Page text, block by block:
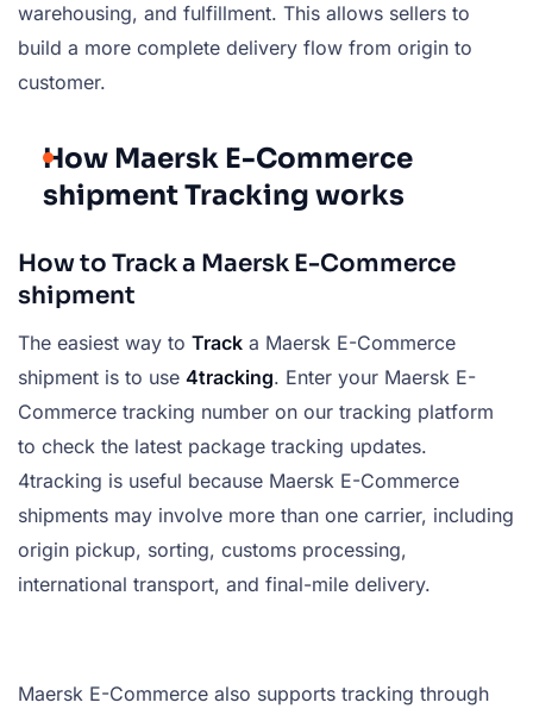
warehousing, and fulfillment. This allows sellers to
build a more complete delivery flow from origin to
customer.
How Maersk E-Commerce
shipment Tracking works
How to Track a Maersk E-Commerce
shipment
The easiest way to Track a Maersk E-Commerce
shipment is to use 4tracking. Enter your Maersk E-
Commerce tracking number on our tracking platform
to check the latest package tracking updates.
4tracking is useful because Maersk E-Commerce
shipments may involve more than one carrier, including
origin pickup, sorting, customs processing,
international transport, and final-mile delivery.
Maersk E-Commerce also supports tracking through